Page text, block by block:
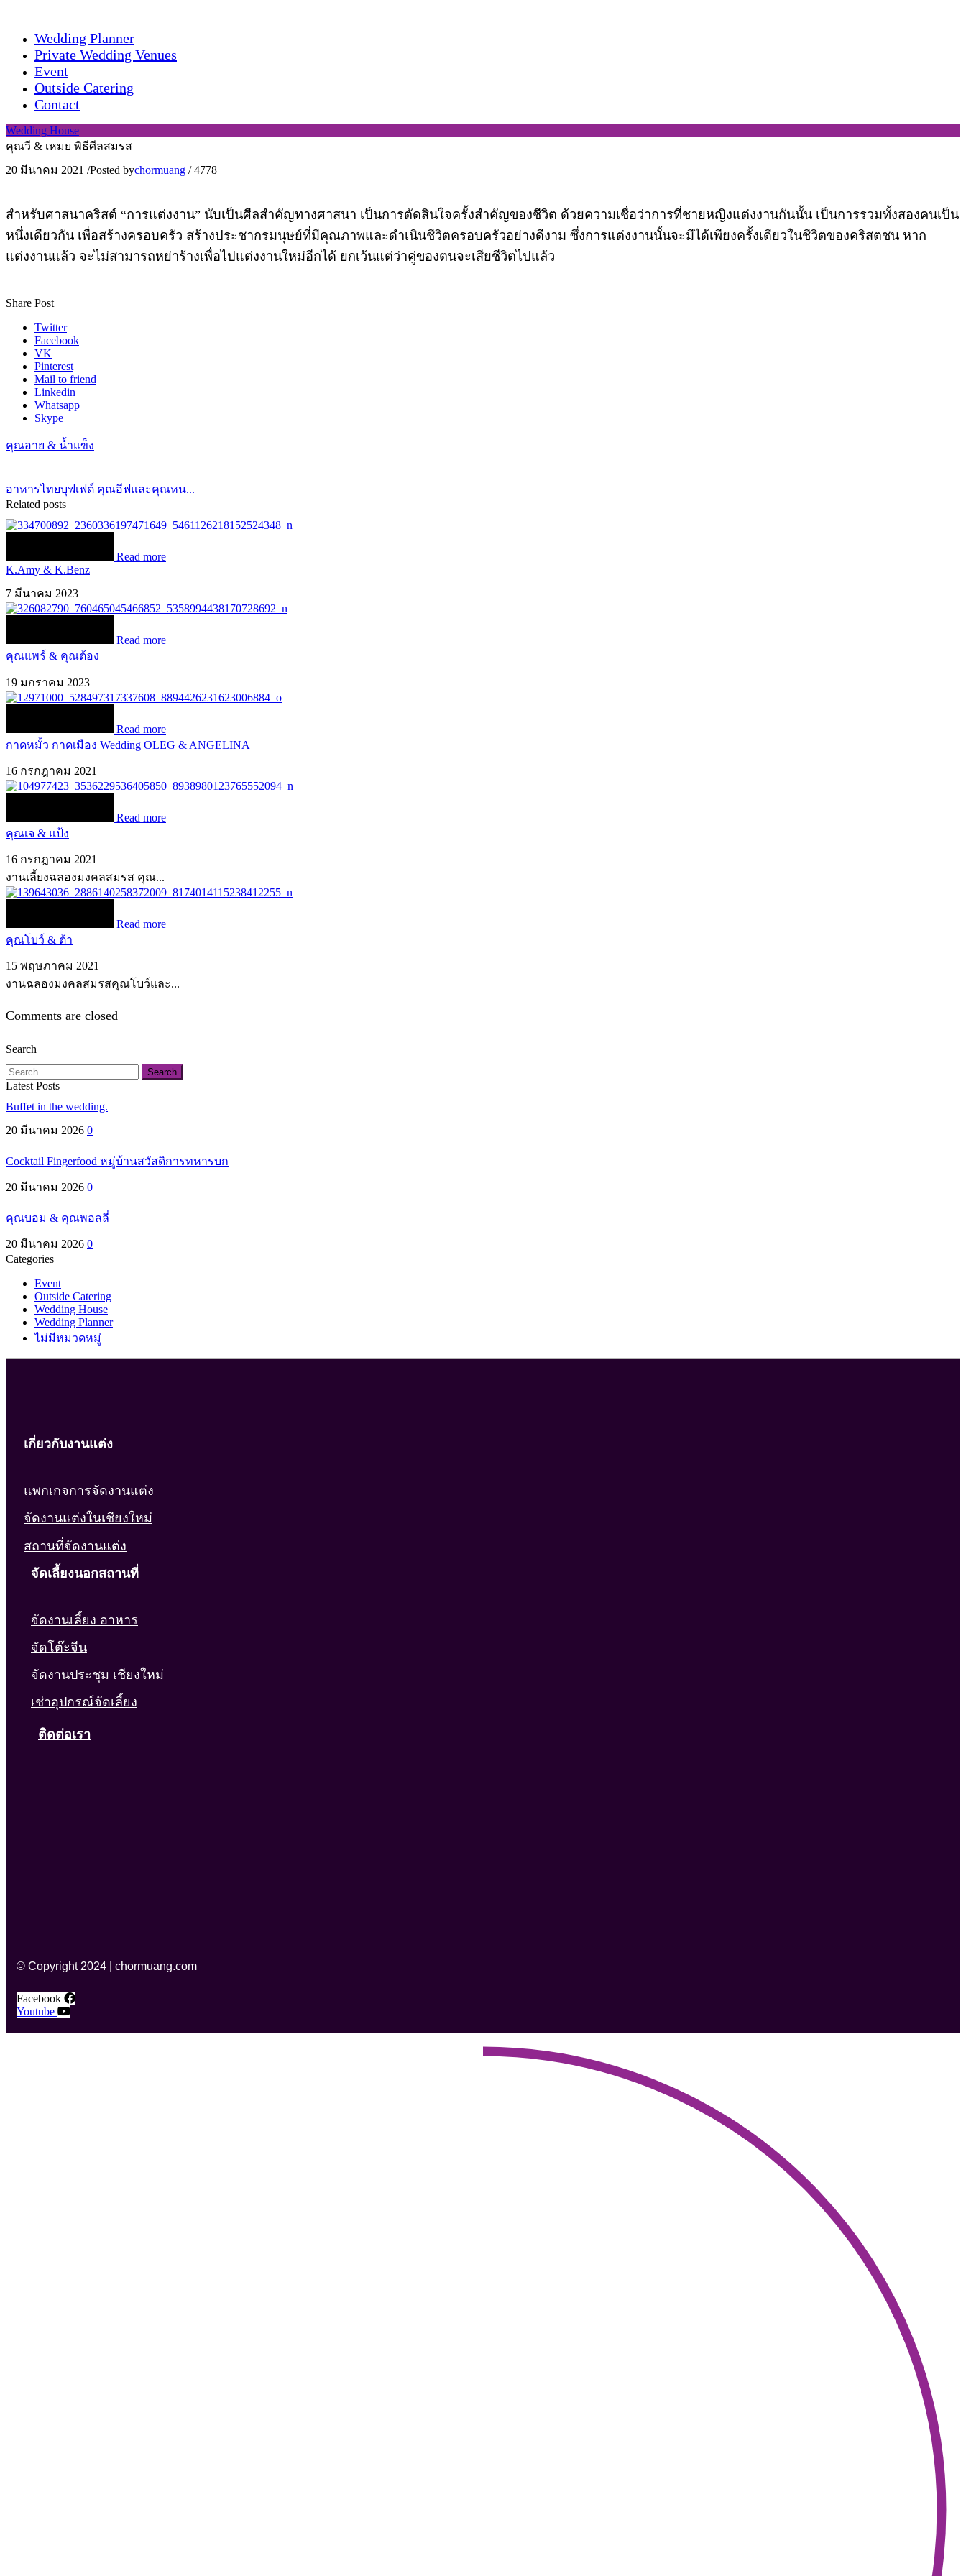
Wedding Planner
Private Wedding Venues
Event
Outside Catering
Contact
Wedding House
คุณวี & เหมย พิธีศีลสมรส
20 มีนาคม 2021 /Posted bychormuang / 4778
สำหรับศาสนาคริสต์ “การแต่งงาน” นับเป็นศีลสำคัญทางศาสนา เป็นการตัดสินใจครั้งสำคัญของชีวิต ด้วยความเชื่อว่าการที่ชายหญิงแต่งงานกันนั้น เป็นการรวมทั้งสองคนเป็น
หนึ่งเดียวกัน เพื่อสร้างครอบครัว สร้างประชากรมนุษย์ที่มีคุณภาพและดำเนินชีวิตครอบครัวอย่างดีงาม ซึ่งการแต่งงานนั้นจะมีได้เพียงครั้งเดียวในชีวิตของคริสตชน หาก
แต่งงานแล้ว จะไม่สามารถหย่าร้างเพื่อไปแต่งงานใหม่อีกได้ ยกเว้นแต่ว่าคู่ของตนจะเสียชีวิตไปแล้ว
Share Post
Twitter
Facebook
VK
Pinterest
Mail to friend
Linkedin
Whatsapp
Skype
คุณอาย & น้ำแข็ง
อาหารไทยบุฟเฟต์ คุณอีฟและคุณหน...
Related posts
Read more
K.Amy & K.Benz
7 มีนาคม 2023
Read more
คุณแพร์ & คุณต้อง
19 มกราคม 2023
Read more
กาดหมั้ว กาดเมือง Wedding OLEG & ANGELINA
16 กรกฎาคม 2021
Read more
คุณเจ & แป้ง
16 กรกฎาคม 2021
งานเลี้ยงฉลองมงคลสมรส คุณ...
Read more
คุณโบว์ & ต้า
15 พฤษภาคม 2021
งานฉลองมงคลสมรสคุณโบว์และ...
Comments are closed
Search
Search
Latest Posts
Buffet in the wedding.
20 มีนาคม 2026 0
Cocktail Fingerfood หมู่บ้านสวัสดิการทหารบก
20 มีนาคม 2026 0
คุณบอม & คุณพอลลี่
20 มีนาคม 2026 0
Categories
Event
Outside Catering
Wedding House
Wedding Planner
ไม่มีหมวดหมู่
เกี่ยวกับงานแต่ง
แพกเกจการจัดงานแต่ง
จัดงานแต่งในเชียงใหม่
สถานที่จัดงานแต่ง
จัดเลี้ยงนอกสถานที่
จัดงานเลี้ยง อาหาร
จัดโต๊ะจีน
จัดงานประชุม เชียงใหม่
เช่าอุปกรณ์จัดเลี้ยง
ติดต่อเรา
© Copyright 2024 | chormuang.com
Facebook
Youtube